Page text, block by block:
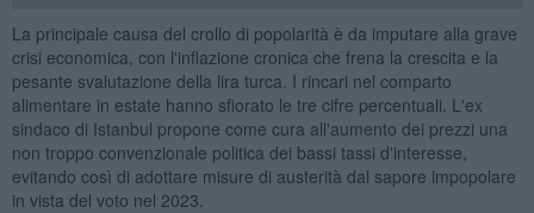
La principale causa del crollo di popolarità è da imputare alla grave
crisi economica, con l'inflazione cronica che frena la crescita e la
pesante svalutazione della lira turca. I rincari nel comparto
alimentare in estate hanno sfiorato le tre cifre percentuali. L'ex
sindaco di Istanbul propone come cura all'aumento dei prezzi una
non troppo convenzionale politica dei bassi tassi d'interesse,
evitando così di adottare misure di austerità dal sapore impopolare
in vista del voto nel 2023.